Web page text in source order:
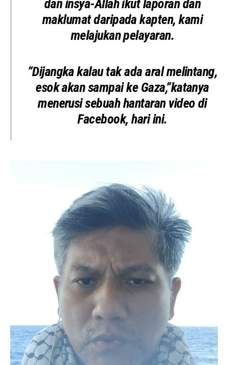
dan insya-Allah ikut laporan dan
maklumat daripada kapten, kami
melajukan pelayaran.
“Dijangka kalau tak ada aral melintang,
esok akan sampai ke Gaza,”katanya
menerusi sebuah hantaran video di
Facebook, hari ini.